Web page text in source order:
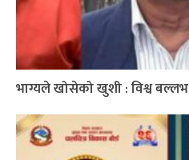
भाग्यले खोसेको खुशी : विश्व बल्लभ